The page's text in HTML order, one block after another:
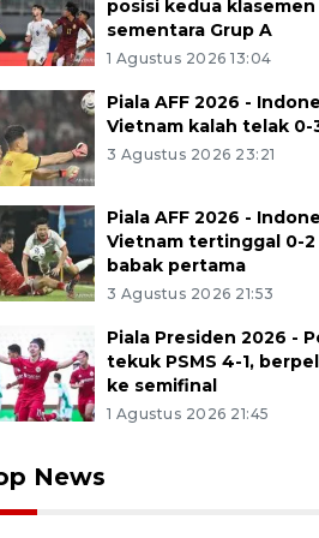
posisi kedua klasemen
sementara Grup A
1 Agustus 2026 13:04
Piala AFF 2026 -
Vietnam kalah telak 0-
3 Agustus 2026 23:21
Piala AFF 2026 -
Vietnam tertinggal 0-2
babak pertama
3 Agustus 2026 21:53
Piala Presiden 2026 -
tekuk PSMS 4-1,
ke semifinal
1 Agustus 2026 21:45
News